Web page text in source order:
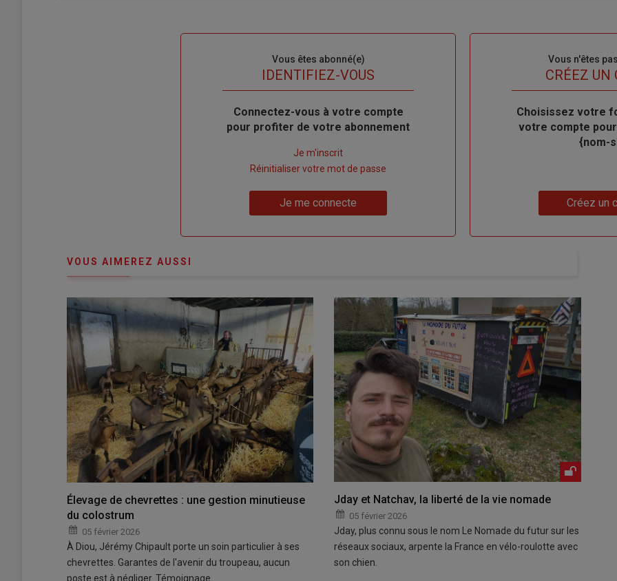
Vous êtes abonné(e)
IDENTIFIEZ-VOUS
Body
Connectez-vous à votre compte
pour profiter de votre abonnement
compte"
Je m'inscrit
Réinitialiser votre mot de passe
Je me connecte
Vous n'êtes
TITRECRÉEZ UN
Body
Choisissez votre
votre compte
{nom-
Créez un
VOUS AIMEREZ AUSSI
Élevage de chevrettes : une gestion minutieuse
du colostrum
05 février 2026
À Diou, Jérémy Chipault porte un soin particulier à ses
chevrettes. Garantes de l'avenir du troupeau, aucun
poste est à négliger. Témoignage.
Jday et Natchav, la liberté de la vie nomade
05 février 2026
Jday, plus connu sous le nom Le Nomade du futur sur les
réseaux sociaux, arpente la France en vélo-roulotte avec
son chien.